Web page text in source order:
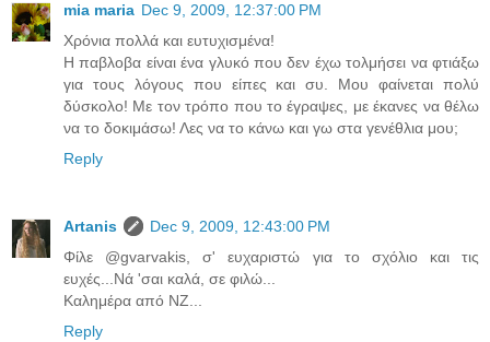
mia maria Dec 9, 2009, 12:37:00 PM
Χρόνια πολλά και ευτυχισμένα!
Η παβλοβα είναι ένα γλυκό που δεν έχω τολμήσει να φτιάξω
για τους λόγους που είπες και συ. Μου φαίνεται πολύ
δύσκολο! Με τον τρόπο που το έγραψες, με έκανες να θέλω
να το δοκιμάσω! Λες να το κάνω και γω στα γενέθλια μου;
Reply
Artanis
Dec 9, 2009, 12:43:00 PM
Φίλε @gvarvakis, σ' ευχαριστώ για το σχόλιο και τις
ευχές...Νά 'σαι καλά, σε φιλώ...
Καλημέρα από ΝΖ...
Reply